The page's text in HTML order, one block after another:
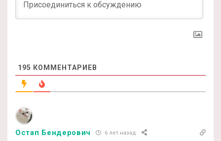
195 КОММЕНТАРИЕВ
Остап Бендерович 6 лет назад